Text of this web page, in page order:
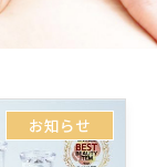
お知らせ